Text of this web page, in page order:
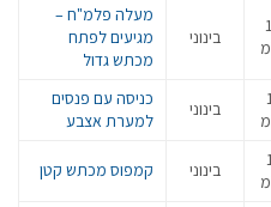
בינוני
מעלה פלמ"ח –
מגיעים לפתח
מכתש גדול
בינוני
כניסה עם פנסים
למערת אצבע
בינוני קמפוס מכתש קטן